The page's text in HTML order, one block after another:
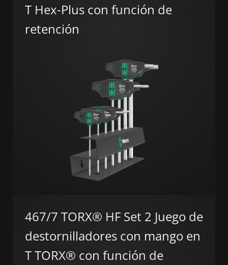
T Hex-Plus con función de
retención
467/7 TORX® HF Set 2 Juego de
destornilladores con mango en
T TORX® con función de